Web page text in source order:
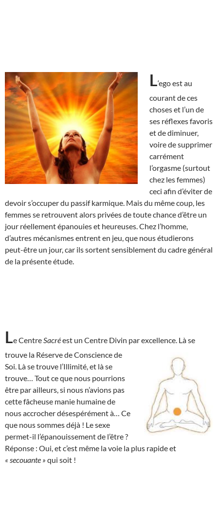
L‘ego est au
courant de ces
choses et l’un de
ses réflexes favoris
et de diminuer,
voire de supprimer
carrément
l’orgasme (surtout
chez les femmes)
ceci afin d’éviter de
devoir s’occuper du passif karmique. Mais du même coup, les
femmes se retrouvent alors privées de toute chance d’être un
jour réellement épanouies et heureuses. Chez l’homme,
d’autres mécanismes entrent en jeu, que nous étudierons
peut-être un jour, car ils sortent sensiblement du cadre général
de la présente étude.
Le Centre Sacréest un Centre Divin par excellence. Là se
trouve la Réserve deConscience de
Soi. Là se trouve l’Illimité, et là se
trouve… Tout ce que nous pourrions
être par ailleurs, si nous n’avions pas
cette fâcheuse manie humaine de
nous accrocher désespérément à… Ce
que nous sommes déjà ! Le sexe
permet-il l’épanouissement de l’être ?
Réponse : Oui, et c’est même la voie la plus rapide et
« secouante » qui soit !